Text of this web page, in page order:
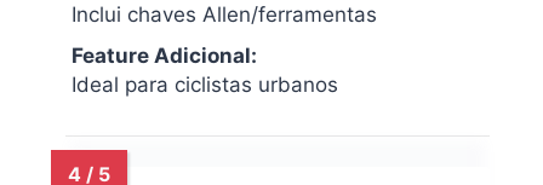
Inclui chaves Allen/ferramentas
Feature Adicional:
Ideal para ciclistas urbanos